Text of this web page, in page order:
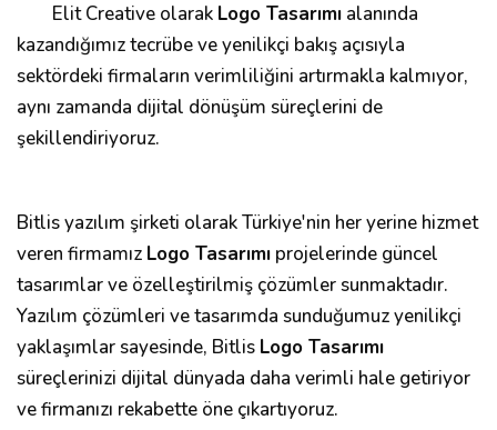
Elit Creative olarak Logo Tasarımı alanında
kazandığımız tecrübe ve yenilikçi bakış açısıyla
sektördeki firmaların verimliliğini artırmakla kalmıyor,
aynı zamanda dijital dönüşüm süreçlerini de
şekillendiriyoruz.
Bitlis yazılım şirketi olarak Türkiye'nin her yerine hizmet
veren firmamız Logo Tasarımı projelerinde güncel
tasarımlar ve özelleştirilmiş çözümler sunmaktadır.
Yazılım çözümleri ve tasarımda sunduğumuz yenilikçi
yaklaşımlar sayesinde, Bitlis Logo Tasarımı
süreçlerinizi dijital dünyada daha verimli hale getiriyor
ve firmanızı rekabette öne çıkartıyoruz.